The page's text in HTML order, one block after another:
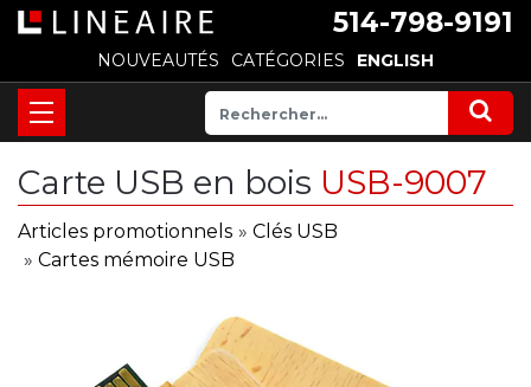
514-798-9191
NOUVEAUTÉS CATÉGORIES ENGLISH
Carte USB en bois USB-9007
Articles promotionnels » Clés USB
» Cartes mémoire USB